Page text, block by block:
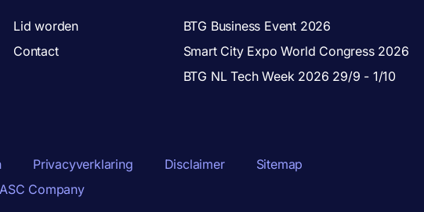
Lid worden
Contact
BTG Business Event 2026
Smart City Expo World Congress 2026
BTG NL Tech Week 2026 29/9 - 1/10
Privacyverklaring Disclaimer
Sitemap
Company